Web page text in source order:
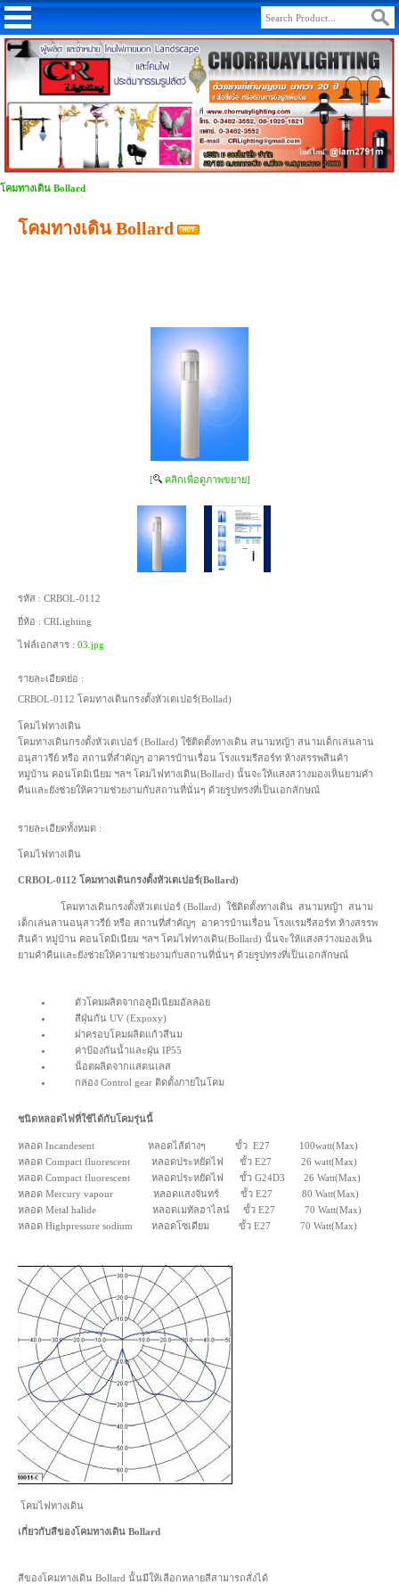
โคมทางเดิน Bollard
โคมทางเดิน Bollard
[ คลิกเพื่อดูภาพขยาย]
รหัส : CRBOL-0112
ยี่ห้อ : CRLighting
ไฟล์เอกสาร : 03.jpg
รายละเอียดย่อ :
CRBOL-0112 โคมทางเดินกรงตั้งหัวเตเปอร์(Bollad)
โคมไฟทางเดิน
โคมทางเดินกรงตั้งหัวเตเปอร์ (Bollard) ใช้ติดตั้งทางเดิน สนามหญ้า สนามเด็กเล่นลาน
อนุสาวรีย์ หรือ สถานที่สำคัญๆ อาคารบ้านเรื่อน โรงแรมรีสอร์ท ห้างสรรพสินค้า
หมู่บ้าน คอนโดมิเนียม ฯลฯ โคมไฟทางเดิน(Bollard) นั้นจะให้แสงสว่างมองเห็นยามคำ
คืนและยังช่วยให้ความช่วยงามกับสถานที่นั่นๆ ด้วยรูปทรงที่เป็นเอกลักษณ์
รายละเอียดทั้งหมด :
โคมไฟทางเดิน
CRBOL-0112 โคมทางเดินกรงตั้งหัวเตเปอร์(Bollard)
โคมทางเดินกรงตั้งหัวเตเปอร์ (Bollard) ใช้ติดตั้งทางเดิน สนามหญ้า สนาม
เด็กเล่นลานอนุสาวรีย์ หรือ สถานที่สำคัญๆ อาคารบ้านเรื่อน โรงแรมรีสอร์ท ห้างสรรพ
สินค้า หมู่บ้าน คอนโดมิเนียม ฯลฯ โคมไฟทางเดิน(Bollard) นั้นจะให้แสงสว่างมองเห็น
ยามคำคืนและยังช่วยให้ความช่วยงามกับสถานที่นั่นๆ ด้วยรูปทรงที่เป็นเอกลักษณ์
ตัวโคมผลิตจากอลูมีเนียมอัลลอย
สีฝุ่นกัน UV (Expoxy)
ฝาครอบโคมผลิตแก้วสีนม
ค่าป้องกันน้ำและฝุ่น IP55
น็อตผลิตจากแสตนเลส
กล่อง Control gear ติดตั้งภายในโคม
ชนิดหลอดไฟที่ใช้ได้กับโคมรุ่นนี้
หลอด Incandesent หลอดไส้ต่างๆ ขั้ว E27 100watt(Max)
หลอด Compact fluorescent หลอดประหยัดไฟ ขั้ว E27 26 watt(Max)
หลอด Compact fluorescent หลอดประหยัดไฟ ขั้ว G24D3 26 Watt(Max)
หลอด Mercury vapour หลอดแสงจันทร์ ขั้ว E27 80 Watt(Max)
หลอด Metal halide หลอดเมทัลฮาไลน์ ขั้ว E27 70 Watt(Max)
หลอด Highpressure sodium หลอดโซเดียม ขั้ว E27 70 Watt(Max)
โคมไฟทางเดิน
เกี่ยวกับสีของโคมทางเดิน Bollard
สีของโคมทางเดิน Bollard นั้นมีให้เลือกหลายสีสามารถสั่งได้